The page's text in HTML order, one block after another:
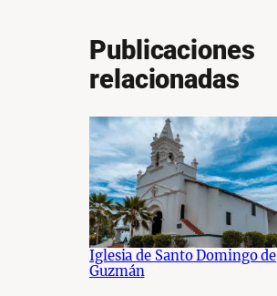
Publicaciones
relacionadas
Iglesia de Santo Domingo de
Guzmán